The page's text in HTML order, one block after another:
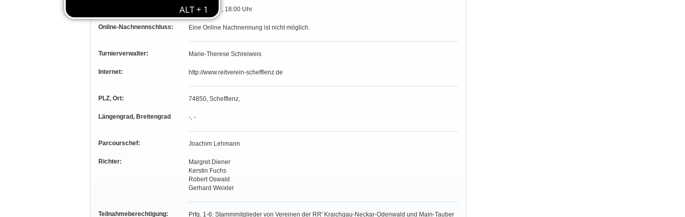
30.06.2021 , 18:00 Uhr
Online-Nachnennschluss: Eine Online Nachnennung ist nicht möglich.
Turnierverwalter: Marie-Therese Schreiweis
Internet: http://www.reitverein-schefflenz.de
PLZ, Ort: 74850, Schefflenz,
Längengrad, Breitengrad -, -
Parcourschef: Joachim Lehmann
Richter:
Margret Diener
Kerstin Fuchs
Robert Oswald
Gerhard Weixler
Teilnahmeberechtigung:
Prfg. 1-6: Stammmitglieder von Vereinen der RR' Kraichgau-Neckar-Odenwald und Main-Tauber